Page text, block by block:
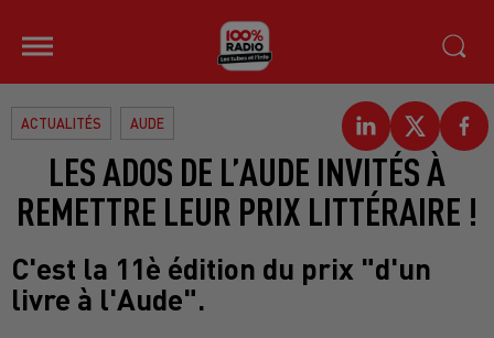
ACTUALITÉS AUDE
LES ADOS DE L’AUDE INVITÉS À
REMETTRE LEUR PRIX LITTÉRAIRE !
C'est la 11è édition du prix "d'un
livre à l'Aude".